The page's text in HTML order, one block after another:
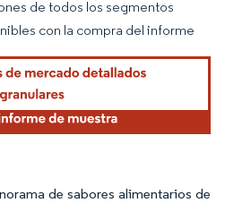
requiere atribución según CC BY 4.0.
de todos los segmentos
con la compra del informe
de sabores alimentarios de